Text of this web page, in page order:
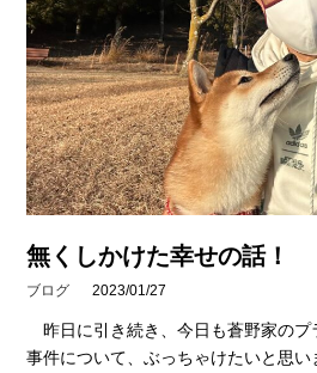
無くしかけた幸せの話！
ブログ 2023/01/27
昨日に引き続き、今日も蒼野家のプ
事件について、ぶっちゃけたいと思